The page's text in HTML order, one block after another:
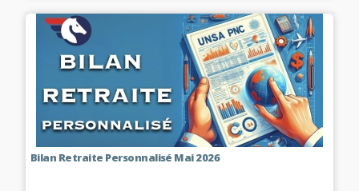
Bilan Retraite Personnalisé Mai 2026